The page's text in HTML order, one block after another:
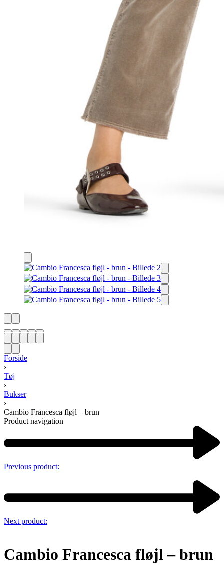
Forside
›
Tøj
›
Bukser
›
Cambio Francesca fløjl – brun
Product navigation
Previous product:
Next product:
Cambio Francesca fløjl – brun